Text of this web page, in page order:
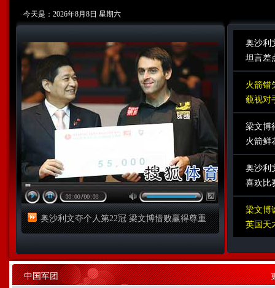
今天是：2026年8月8日 星期六
奥沙利文夺个人第22冠 梁文博惜败赢得尊重
奥沙利
坦言差
火箭错
藐视对
梁文博
火箭鲜
奥沙利
喜欢比
梁文博
英国天
中国军团